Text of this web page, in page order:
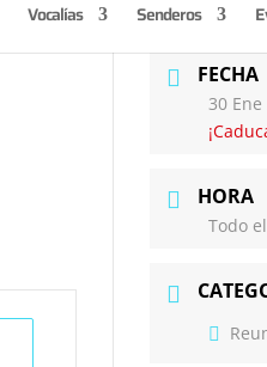
Vocalías Senderos
FECHA
30
HORA
Todo